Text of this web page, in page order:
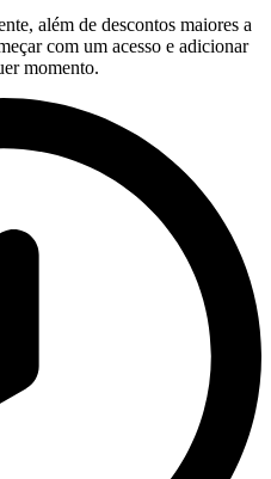
além de descontos maiores a
com um acesso e adicionar
momento.